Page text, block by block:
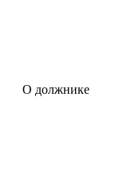
О должнике